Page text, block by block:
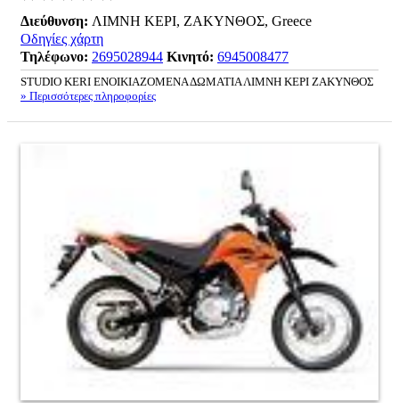
Διεύθυνση: ΛΙΜΝΗ ΚΕΡΙ, ΖΑΚΥΝΘΟΣ, Greece
Οδηγίες χάρτη
Τηλέφωνο: 2695028944 Κινητό: 6945008477
STUDIO KERI ΕΝΟΙΚΙΑΖΟΜΕΝΑ ΔΩΜΑΤΙΑ ΛΙΜΝΗ ΚΕΡΙ ΖΑΚΥΝΘΟΣ
» Περισσότερες πληροφορίες